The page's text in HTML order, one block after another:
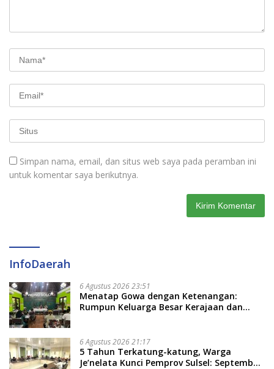
Simpan nama, email, dan situs web saya pada peramban ini
untuk komentar saya berikutnya.
InfoDaerah
6 Agustus 2026 23:51
Menatap Gowa dengan Ketenangan:
Rumpun Keluarga Besar Kerajaan dan
Soal Adat dan Adab
6 Agustus 2026 21:17
5 Tahun Terkatung-katung, Warga
Je’nelata Kunci Pemprov Sulsel: September